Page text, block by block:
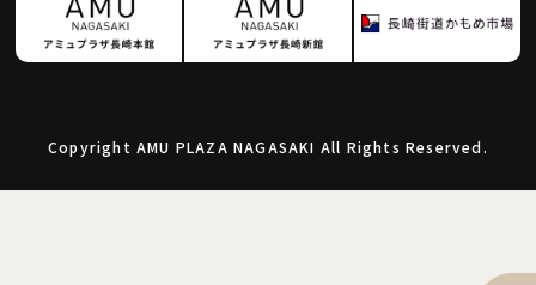
Copyright AMU PLAZA NAGASAKI All Rights Reserved.